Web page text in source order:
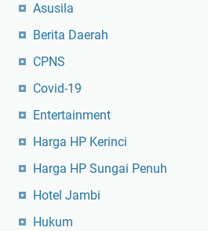
Asusila
Berita Daerah
CPNS
Covid-19
Entertainment
Harga HP Kerinci
Harga HP Sungai Penuh
Hotel Jambi
Hukum